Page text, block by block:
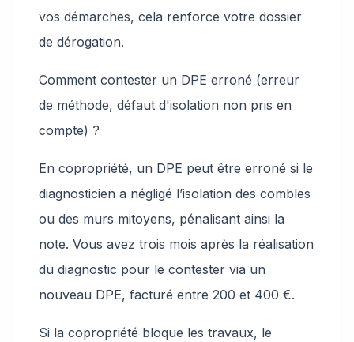
vos démarches, cela renforce votre dossier
de dérogation.
Comment contester un DPE erroné (erreur
de méthode, défaut d'isolation non pris en
compte) ?
En copropriété, un DPE peut être erroné si le
diagnosticien a négligé l’isolation des combles
ou des murs mitoyens, pénalisant ainsi la
note. Vous avez trois mois après la réalisation
du diagnostic pour le contester via un
nouveau DPE, facturé entre 200 et 400 €.
Si la copropriété bloque les travaux, le